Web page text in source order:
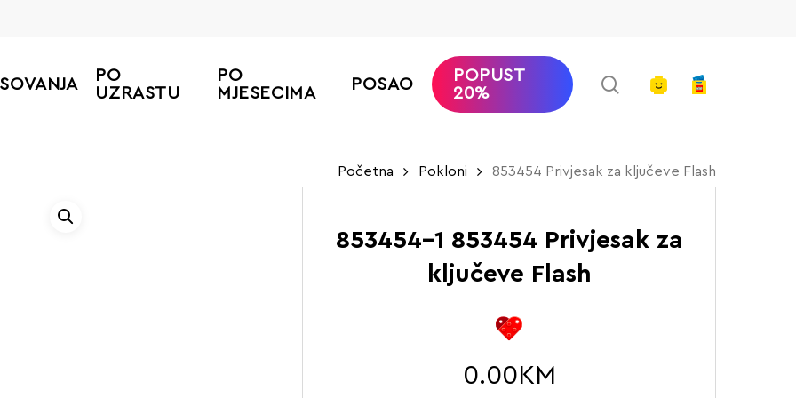
PO
UZRASTU
PO
MJESECIMA
POSAO
POPUST
20%
searchaccount
Početna Pokloni 853454 Privjesak za ključeve Flash
853454-1 853454 Privjesak za
ključeve Flash
0.00 KM